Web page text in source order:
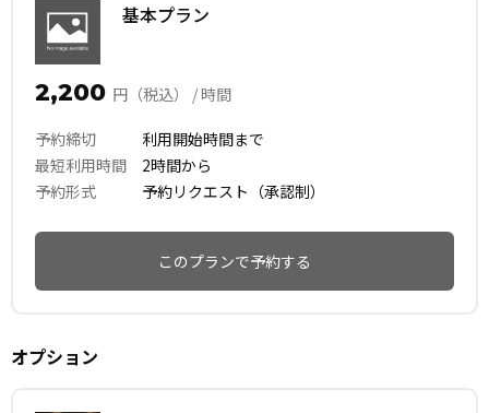
基本プラン
2,200 円（税込） / 時間
予約締切 利用開始時間まで
最短利用時間 2時間から
予約形式 予約リクエスト（承認制）
このプランで予約する
オプション